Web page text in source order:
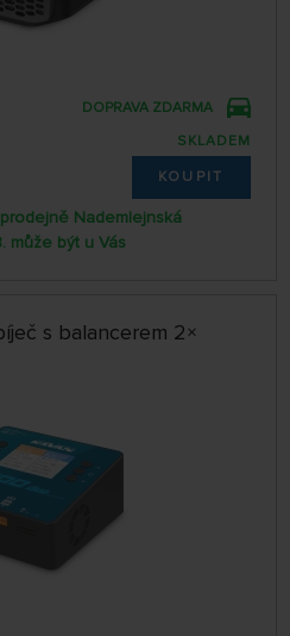
DOPRAVA ZDARMA
SKLADEM
KOUPIT
Nademlejnská
může být u Vás
s balancerem 2×